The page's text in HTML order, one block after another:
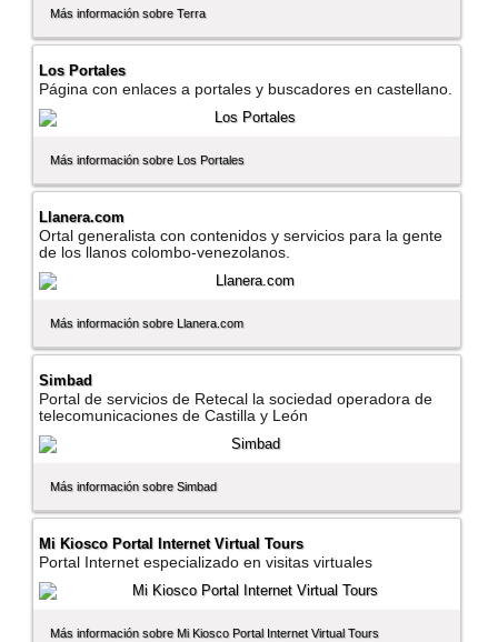
Más información sobre Terra
Los Portales
Página con enlaces a portales y buscadores en castellano.
Más información sobre Los Portales
Llanera.com
Ortal generalista con contenidos y servicios para la gente
de los llanos colombo-venezolanos.
Más información sobre Llanera.com
Simbad
Portal de servicios de Retecal la sociedad operadora de
telecomunicaciones de Castilla y León
Más información sobre Simbad
Mi Kiosco Portal Internet Virtual Tours
Portal Internet especializado en visitas virtuales
Más información sobre Mi Kiosco Portal Internet Virtual Tours